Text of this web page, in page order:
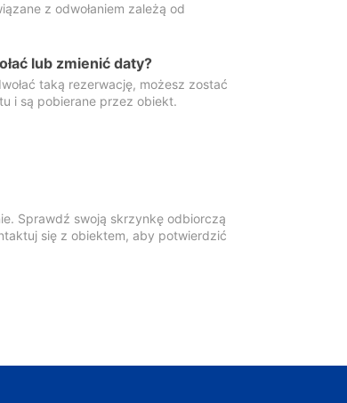
z odwołaniem zależą od
lub zmienić daty?
taką rezerwację, możesz zostać
i są pobierane przez obiekt.
Sprawdź swoją skrzynkę odbiorczą
się z obiektem, aby potwierdzić